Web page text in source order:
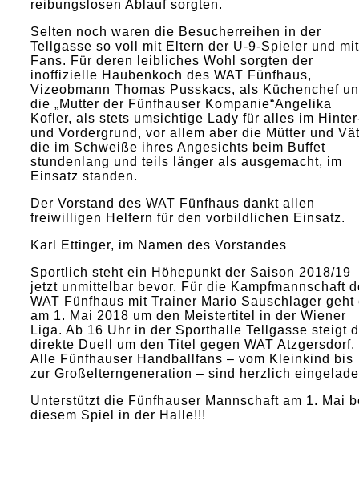
reibungslosen Ablauf sorgten.
Selten noch waren die Besucherreihen in der
Tellgasse so voll mit Eltern der U-9-Spieler und mit
Fans. Für deren leibliches Wohl sorgten der
inoffizielle Haubenkoch des WAT Fünfhaus,
Vizeobmann Thomas Pusskacs, als Küchenchef
die „Mutter der Fünfhauser Kompanie“Angelika
Kofler, als stets umsichtige Lady für alles im
und Vordergrund, vor allem aber die Mütter und
die im Schweiße ihres Angesichts beim Buffet
stundenlang und teils länger als ausgemacht, im
Einsatz standen.
Der Vorstand des WAT Fünfhaus dankt allen
freiwilligen Helfern für den vorbildlichen Einsatz.
Karl Ettinger, im Namen des Vorstandes
Sportlich steht ein Höhepunkt der Saison 2018/19
jetzt unmittelbar bevor. Für die Kampfmannschaft
WAT Fünfhaus mit Trainer Mario Sauschlager geht
am 1. Mai 2018 um den Meistertitel in der Wiener
Liga. Ab 16 Uhr in der Sporthalle Tellgasse steigt
direkte Duell um den Titel gegen WAT Atzgersdorf.
Alle Fünfhauser Handballfans – vom Kleinkind bis
zur Großelterngeneration – sind herzlich
Unterstützt die Fünfhauser Mannschaft am 1. Mai
diesem Spiel in der Halle!!!